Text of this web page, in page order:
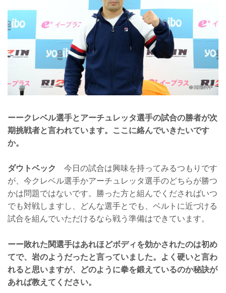
ーークレベル選手とアーチュレッタ選手の試合の勝者が次
期挑戦者と言われています。ここに絡んでいきたいです
か。
ダウトベック
今日の試合は興味を持ってみるつもりです
が、今クレベル選手かアーチュレッタ選手のどちらが勝つ
かは問題ではないです。勝った方と組んでくださればいつ
でも対戦しますし、どんな選手とでも、ベルトに近づける
試合を組んでいただけるなら戦う準備はできています。
ーー敗れた関選手はあれほどボディを効かされたのは初め
てで、岩のようだったと言っていました。よく硬いと言わ
れると思いますが、どのように拳を鍛えているのか秘訣が
あれば教えてください。